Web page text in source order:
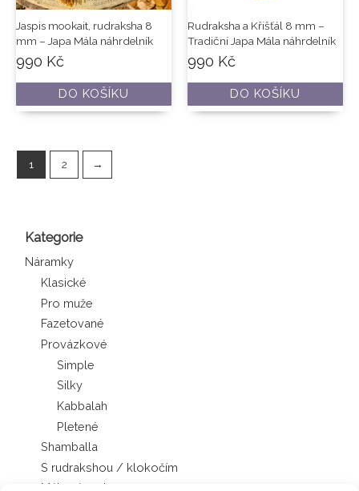
Kategorie
Náramky
Klasické
Pro muže
Fazetované
Provázkové
Simple
Silky
Kabbalah
Pletené
Shamballa
S rudrakshou / klokočím
Mála náramky
Jaspis mookait, rudraksha 8
mm – Japa Mála náhrdelník
990 Kč
DO KOŠÍKU
Rudraksha a Křišťál 8 mm –
Tradiční Japa Mála náhrdelník
990 Kč
DO KOŠÍKU
1 2 →